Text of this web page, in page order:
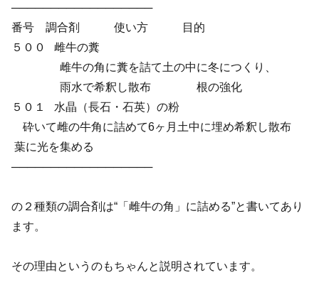
──────────────────
番号 調合剤 使い方 目的
５００ 雌牛の糞
雌牛の角に糞を詰て土の中に冬につくり、
雨水で希釈し散布 根の強化
５０１ 水晶（長石・石英）の粉
砕いて雌の牛角に詰めて6ヶ月土中に埋め希釈し散布
葉に光を集める
──────────────────
の２種類の調合剤は“「雌牛の角」に詰める”と書いてあり
ます。
その理由というのもちゃんと説明されています。